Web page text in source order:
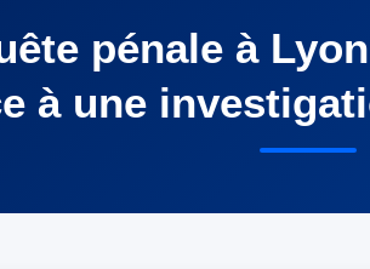
pénale à
à une